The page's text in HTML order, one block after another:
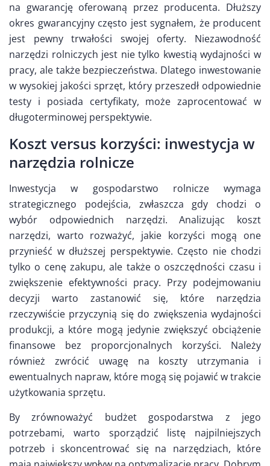
na gwarancję oferowaną przez producenta. Dłuższy
okres gwarancyjny często jest sygnałem, że producent
jest pewny trwałości swojej oferty. Niezawodność
narzędzi rolniczych jest nie tylko kwestią wydajności w
pracy, ale także bezpieczeństwa. Dlatego inwestowanie
w wysokiej jakości sprzęt, który przeszedł odpowiednie
testy i posiada certyfikaty, może zaprocentować w
długoterminowej perspektywie.
Koszt versus korzyści: inwestycja w
narzędzia rolnicze
Inwestycja w gospodarstwo rolnicze wymaga
strategicznego podejścia, zwłaszcza gdy chodzi o
wybór odpowiednich narzędzi. Analizując koszt
narzędzi, warto rozważyć, jakie korzyści mogą one
przynieść w dłuższej perspektywie. Często nie chodzi
tylko o cenę zakupu, ale także o oszczędności czasu i
zwiększenie efektywności pracy. Przy podejmowaniu
decyzji warto zastanowić się, które narzędzia
rzeczywiście przyczynią się do zwiększenia wydajności
produkcji, a które mogą jedynie zwiększyć obciążenie
finansowe bez proporcjonalnych korzyści. Należy
również zwrócić uwagę na koszty utrzymania i
ewentualnych napraw, które mogą się pojawić w trakcie
użytkowania sprzętu.
By zrównoważyć budżet gospodarstwa z jego
potrzebami, warto sporządzić listę najpilniejszych
potrzeb i skoncentrować się na narzędziach, które